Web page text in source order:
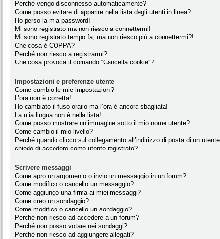
Perché vengo disconnesso automaticamente?
Come posso evitare di apparire nella lista degli utenti in linea?
Ho perso la mia password!
Mi sono registrato ma non riesco a connettermi!
Mi sono registrato tempo fa, ma non riesco piú a connettermi?!
Che cosa è COPPA?
Perché non riesco a registrarmi?
Che cosa provoca il comando “Cancella cookie”?
Impostazioni e preferenze utente
Come cambio le mie impostazioni?
L’ora non è corretta!
Ho cambiato il fuso orario ma l’ora è ancora sbagliata!
La mia lingua non è nella lista!
Come posso mostrare un’immagine sotto il mio nome utente?
Come cambio il mio livello?
Perché quando clicco sul collegamento all’indirizzo di posta di un
chiede di accedere come utente registrato?
Scrivere messaggi
Come apro un argomento o invio un messaggio in un forum?
Come modifico o cancello un messaggio?
Come aggiungo una firma ai miei messaggi?
Come creo un sondaggio?
Come modifico o cancello un sondaggio?
Perché non riesco ad accedere a un forum?
Perché non posso votare nei sondaggi?
Perché non riesco ad aggiungere allegati?